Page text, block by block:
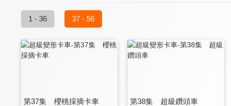
1 - 36 37 - 56
第37集 櫻桃採摘卡車 第38集 超級鑽頭車